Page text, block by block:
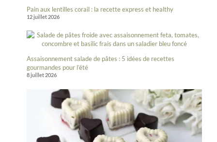
Pain aux lentilles corail : la recette express et healthy
12 juillet 2026
Assaisonnement salade de pâtes : 5 idées de recettes
gourmandes pour l’été
8 juillet 2026